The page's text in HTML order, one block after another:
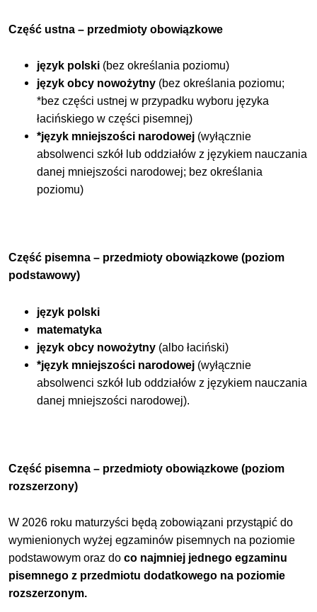
Część ustna – przedmioty obowiązkowe
język polski (bez określania poziomu)
język obcy nowożytny(bez określania poziomu;
*bez części ustnej w przypadku wyboru języka
łacińskiego w części pisemnej)
*język mniejszości narodowej(wyłącznie
absolwenci szkół lub oddziałów z językiem nauczania
danej mniejszości narodowej; bez określania
poziomu)
Część pisemna – przedmioty obowiązkowe (poziom
podstawowy)
język polski
matematyka
język obcy nowożytny (albo łaciński)
*język mniejszości narodowej (wyłącznie
absolwenci szkół lub oddziałów z językiem nauczania
danej mniejszości narodowej).
Część pisemna – przedmioty obowiązkowe (poziom
rozszerzony)
W 2026 roku maturzyści będą zobowiązani przystąpić do
wymienionych wyżej egzaminów pisemnych na poziomie
podstawowym oraz do co najmniej jednego egzaminu
pisemnego z przedmiotu dodatkowego na poziomie
rozszerzonym.